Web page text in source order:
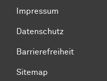
Impressum
Datenschutz
Barrierefreiheit
Sitemap